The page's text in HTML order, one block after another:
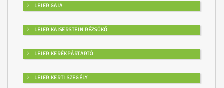
LEIER GAIA
LEIER KAISERSTEIN RÉZSŰKŐ
LEIER KERÉKPÁRTARTÓ
LEIER KERTI SZEGÉLY